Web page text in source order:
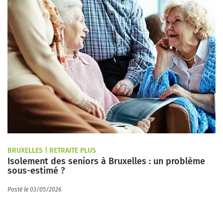
BRUXELLES | RETRAITE PLUS
Isolement des seniors à Bruxelles : un problème
sous-estimé ?
Posté le 03/05/2026